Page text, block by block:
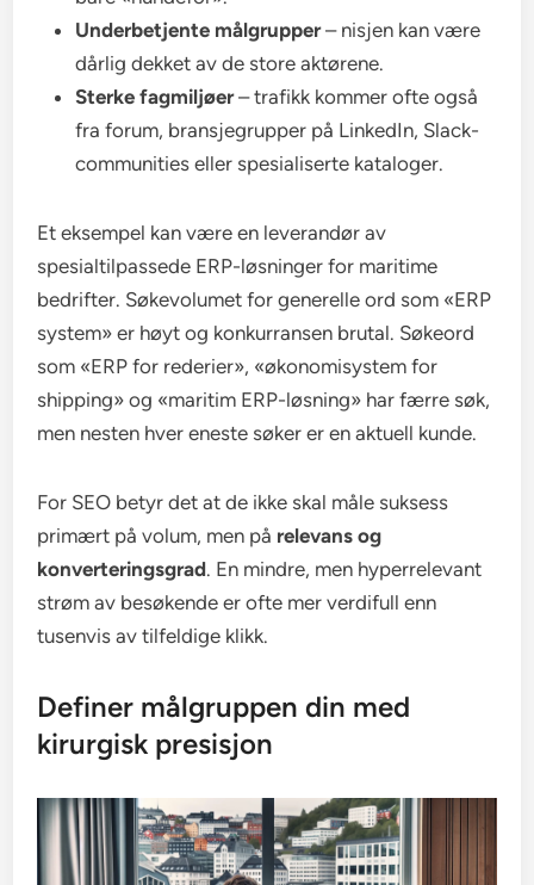
Underbetjente målgrupper– nisjen kan være
dårlig dekket av de store aktørene.
Sterke fagmiljøer– trafikk kommer ofte også
fra forum, bransjegrupper på LinkedIn, Slack-
communities eller spesialiserte kataloger.
Et eksempel kan være en leverandør av
spesialtilpassede ERP-løsninger for maritime
bedrifter. Søkevolumet for generelle ord som «ERP
system» er høyt og konkurransen brutal. Søkeord
som «ERP for rederier», «økonomisystem for
shipping» og «maritim ERP-løsning» har færre søk,
men nesten hver eneste søker er en aktuell kunde.
For SEO betyr det at de ikke skal måle suksess
primært på volum, men på relevans og
konverteringsgrad. En mindre, men hyperrelevant
strøm av besøkende er ofte mer verdifull enn
tusenvis av tilfeldige klikk.
Definer målgruppen din med
kirurgisk presisjon